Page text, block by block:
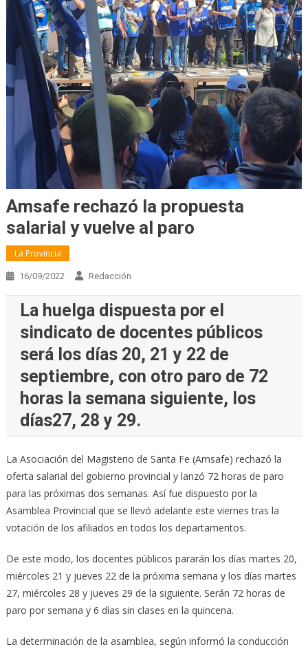
Amsafe rechazó la propuesta
salarial y vuelve al paro
La Provincia
16/09/2022 Redacción
La huelga dispuesta por el
sindicato de docentes públicos
será los días 20, 21 y 22 de
septiembre, con otro paro de 72
horas la semana siguiente, los
días27, 28 y 29.
La Asociación del Magisterio de Santa Fe (Amsafe) rechazó la
oferta salarial del gobierno provincial y lanzó 72 horas de paro
para las próximas dos semanas. Así fue dispuesto por la
Asamblea Provincial que se llevó adelante este viernes tras la
votación de los afiliados en todos los departamentos.
De este modo, los docentes públicos pararán los días martes 20,
miércoles 21 y jueves 22 de la próxima semana y los días martes
27, miércoles 28 y jueves 29 de la siguiente. Serán 72 horas de
paro por semana y 6 días sin clases en la quincena.
La determinación de la asamblea, según informó la conducción